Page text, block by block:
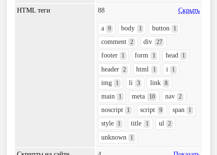
HTML теги
88 Скрыть
a 9 body 1 button 1
comment 2 div 27
footer 1 form 1 head 1
header 2 html 1 i 1
img 1 li 3 link 8
main 1 meta 10 nav 2
noscript 1 script 9 span 1
style 1 title 1 ul 2
unknown 1